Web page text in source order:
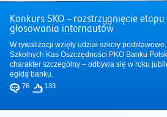
Konkurs SKO – rozstrzygnięcie
głosowania internautów
W rywalizacji wzięły udział szkoły
Szkolnych Kas Oszczędności PKO Banku
charakter szczególny – odbywa się w roku
egidą banku.
76 133